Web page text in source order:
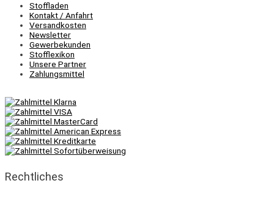
Stoffladen
Kontakt / Anfahrt
Versandkosten
Newsletter
Gewerbekunden
Stofflexikon
Unsere Partner
Zahlungsmittel
Rechtliches